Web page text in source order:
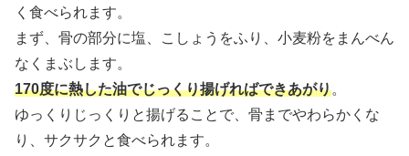
く食べられます。
まず、骨の部分に塩、こしょうをふり、小麦粉をまんべん
なくまぶします。
170度に熱した油でじっくり揚げればできあがり。
ゆっくりじっくりと揚げることで、骨までやわらかくな
り、サクサクと食べられます。